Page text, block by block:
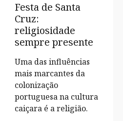
Festa de Santa
Cruz:
religiosidade
sempre presente
Uma das influências
mais marcantes da
colonização
portuguesa na cultura
caiçara é a religião.